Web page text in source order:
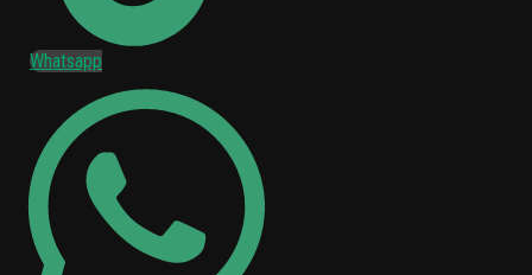
Whatsapp